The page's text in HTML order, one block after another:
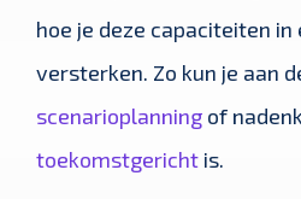
hoe je deze capaciteiten
versterken. Zo kun je aan
scenarioplanningof
toekomstgerichtis.